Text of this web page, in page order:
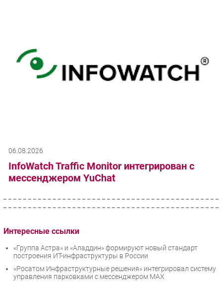
06.08.2026
InfoWatch Traffic Monitor интегрирован с
мессенджером YuChat
Интересные ссылки
«Группа Астра» и «Аладдин» формируют новый стандарт
построения ИТ-инфраструктуры в России
«Росатом Инфраструктурные решения» интегрировал систему
управления парковками с мессенджером МАХ